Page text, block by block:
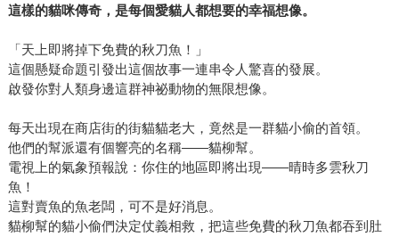
這樣的貓咪傳奇，是每個愛貓人都想要的幸福想像。
「天上即將掉下免費的秋刀魚！」
這個懸疑命題引發出這個故事一連串令人驚喜的發展。
啟發你對人類身邊這群神祕動物的無限想像。
每天出現在商店街的街貓貓老大，竟然是一群貓小偷的首領。
他們的幫派還有個響亮的名稱——貓柳幫。
電視上的氣象預報說：你住的地區即將出現——晴時多雲秋刀
魚！
這對賣魚的魚老闆，可不是好消息。
貓柳幫的貓小偷們決定仗義相救，把這些免費的秋刀魚都吞到肚